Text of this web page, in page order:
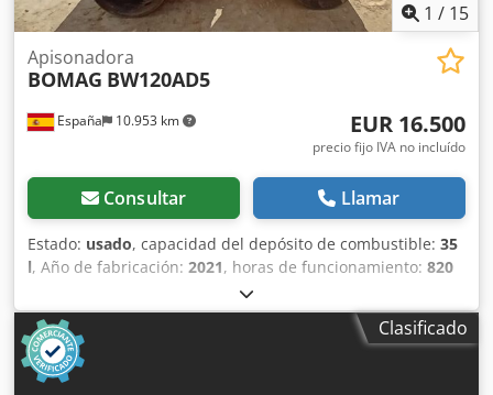
1 / 15
España 10.953 km
Apisonadora
BOMAG BW120AD5
EUR 16.500
precio fijo IVA no incluído
Consultar Llamar
Estado: usado, capacidad del depósito de combustible: 35
l, Año de fabricación: 2021, horas de funcionamiento: 820
, Peso en vacío: 2.700 kg Dimensiones (lxanxal): 253 x 127
x 257 cm Ubicación: Casarrubios del monte (Toledo) El
BOMAG BW120AD5 es ideal para tareas de compactación
ligera en obras urbanas o mantenimiento de carreteras.
Buena maniobrabilidad, controles sencillos y
Clasificado